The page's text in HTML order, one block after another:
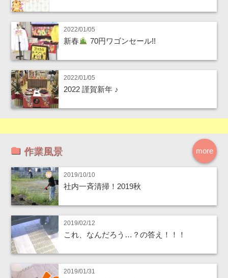
2022/01/05
新春 70円ワゴンセール!!
2022/01/05
2022 謹賀新年 ♪
more
作業風景
2019/10/10
社内一斉清掃！2019秋
2019/02/12
これ、なんだろう…？の答え！！！
2019/01/31